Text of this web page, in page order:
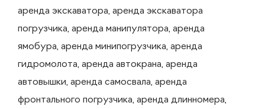
аренда экскаватора, аренда экскаватора
погрузчика, аренда манипулятора, аренда
ямобура, аренда минипогрузчика, аренда
гидромолота, аренда автокрана, аренда
автовышки, аренда самосвала, аренда
фронтального погрузчика, аренда длинномера,